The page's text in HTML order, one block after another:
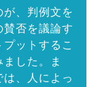
、判例文を
否を議論す
ットするこ
した。ま
、人によっ